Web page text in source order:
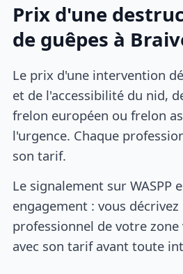
Prix d'une
de guêpes à
Le prix d'une intervention
et de l'accessibilité du nid,
frelon européen ou frelon
l'urgence. Chaque
son tarif.
Le signalement sur WASPP
engagement : vous
professionnel de votre
avec son tarif avant toute